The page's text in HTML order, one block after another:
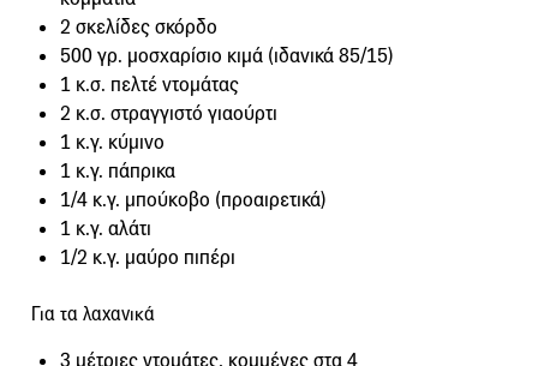
2 σκελίδες σκόρδο
500 γρ. μοσχαρίσιο κιμά (ιδανικά 85/15)
1 κ.σ. πελτέ ντομάτας
2 κ.σ. στραγγιστό γιαούρτι
1 κ.γ. κύμινο
1 κ.γ. πάπρικα
1/4 κ.γ. μπούκοβο (προαιρετικά)
1 κ.γ. αλάτι
1/2 κ.γ. μαύρο πιπέρι
Για τα λαχανικά
3 μέτριες ντομάτες, κομμένες στα 4